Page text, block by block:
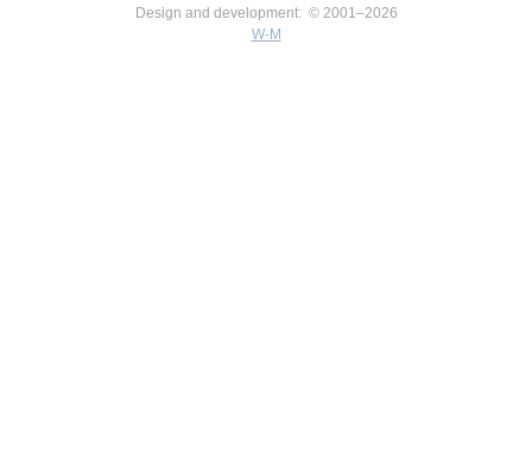
Design and development: © 2001–2026
W-M